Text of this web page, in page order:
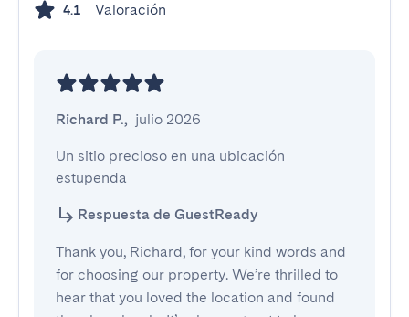
4.1 Valoración
Richard P., julio 2026
Un sitio precioso en una ubicación
estupenda
Respuesta de GuestReady
Thank you, Richard, for your kind words and
for choosing our property. We’re thrilled to
hear that you loved the location and found